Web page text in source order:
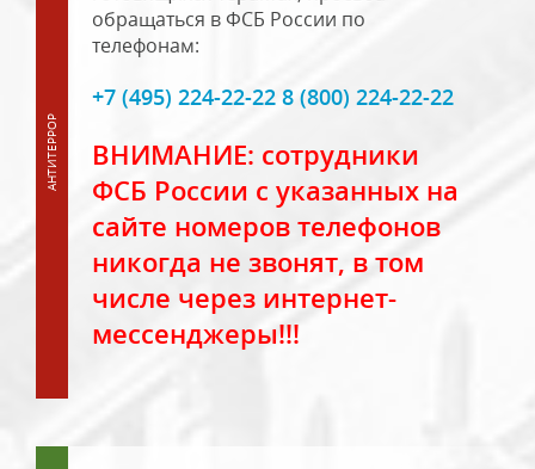
обращаться в ФСБ России по
телефонам:
+7 (495) 224-22-22 8 (800) 224-22-22
ВНИМАНИЕ: сотрудники
ФСБ России с указанных на
сайте номеров телефонов
никогда не звонят, в том
числе через интернет-
мессенджеры!!!